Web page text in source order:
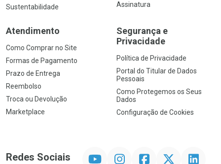
Sustentabilidade
Assinatura
Atendimento
Como Comprar no Site
Formas de Pagamento
Prazo de Entrega
Reembolso
Troca ou Devolução
Marketplace
Segurança e
Privacidade
Política de Privacidade
Portal do Titular de Dados
Pessoais
Como Protegemos os Seus
Dados
Configuração de Cookies
Redes Sociais InstagramFacebookTwitter Linkedin